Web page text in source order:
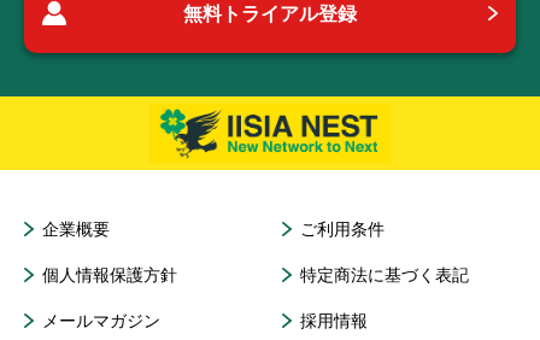
無料トライアル登録
企業概要 ご利用条件
個人情報保護方針 特定商法に基づく表記
メールマガジン 採用情報